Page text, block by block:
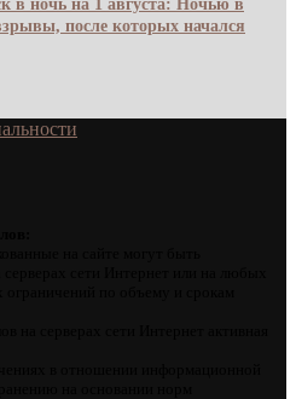
в ночь на 1 августа: Ночью в
после которых начался